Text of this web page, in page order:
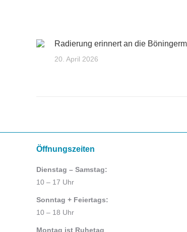
Radierung erinnert an die
20. April 2026
Öffnungszeiten
Dienstag – Samstag:
10 – 17 Uhr
Sonntag + Feiertags:
10 – 18 Uhr
Montag ist Ruhetag